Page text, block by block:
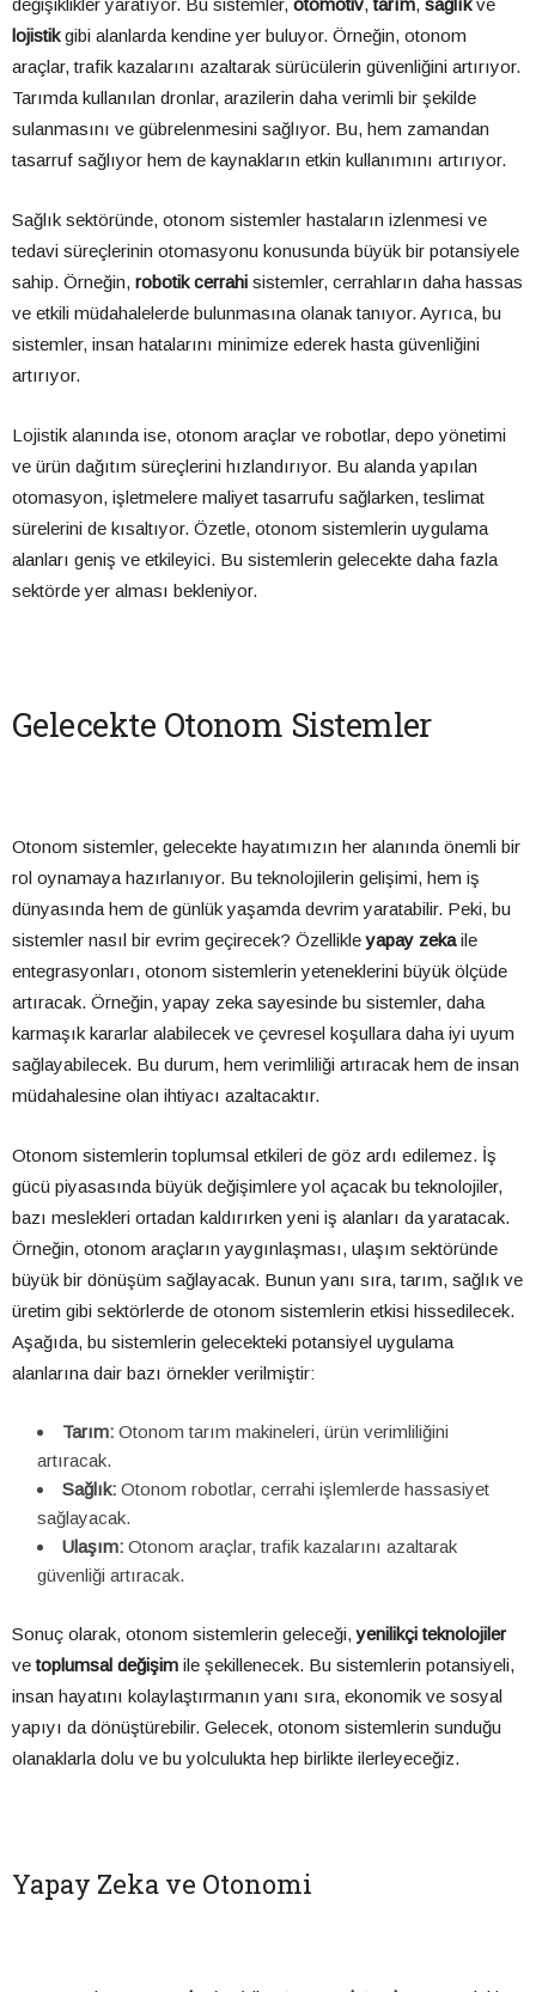
değişiklikler yaratıyor. Bu sistemler, otomotiv,tarım, sağlıkve
lojistikgibi alanlarda kendine yer buluyor. Örneğin, otonom
araçlar, trafik kazalarını azaltarak sürücülerin güvenliğini artırıyor.
Tarımda kullanılan dronlar, arazilerin daha verimli bir şekilde
sulanmasını ve gübrelenmesini sağlıyor. Bu, hem zamandan
tasarruf sağlıyor hem de kaynakların etkin kullanımını artırıyor.
Sağlık sektöründe, otonom sistemler hastaların izlenmesi ve
tedavi süreçlerinin otomasyonu konusunda büyük bir potansiyele
sahip. Örneğin, robotik cerrahi sistemler, cerrahların daha hassas
ve etkili müdahalelerde bulunmasına olanak tanıyor. Ayrıca, bu
sistemler, insan hatalarını minimize ederek hasta güvenliğini
artırıyor.
Lojistik alanında ise, otonom araçlar ve robotlar, depo yönetimi
ve ürün dağıtım süreçlerini hızlandırıyor. Bu alanda yapılan
otomasyon, işletmelere maliyet tasarrufu sağlarken, teslimat
sürelerini de kısaltıyor. Özetle, otonom sistemlerin uygulama
alanları geniş ve etkileyici. Bu sistemlerin gelecekte daha fazla
sektörde yer alması bekleniyor.
Gelecekte Otonom Sistemler
Otonom sistemler, gelecekte hayatımızın her alanında önemli bir
rol oynamaya hazırlanıyor. Bu teknolojilerin gelişimi, hem iş
dünyasında hem de günlük yaşamda devrim yaratabilir. Peki, bu
sistemler nasıl bir evrim geçirecek? Özellikleyapay zekaile
entegrasyonları, otonom sistemlerin yeteneklerini büyük ölçüde
artıracak. Örneğin, yapay zeka sayesinde bu sistemler, daha
karmaşık kararlar alabilecek ve çevresel koşullara daha iyi uyum
sağlayabilecek. Bu durum, hem verimliliği artıracak hem de insan
müdahalesine olan ihtiyacı azaltacaktır.
Otonom sistemlerin toplumsal etkileri de göz ardı edilemez. İş
gücü piyasasında büyük değişimlere yol açacak bu teknolojiler,
bazı meslekleri ortadan kaldırırken yeni iş alanları da yaratacak.
Örneğin, otonom araçların yaygınlaşması, ulaşım sektöründe
büyük bir dönüşüm sağlayacak. Bunun yanı sıra, tarım, sağlık ve
üretim gibi sektörlerde de otonom sistemlerin etkisi hissedilecek.
Aşağıda, bu sistemlerin gelecekteki potansiyel uygulama
alanlarına dair bazı örnekler verilmiştir:
Tarım: Otonom tarım makineleri, ürün verimliliğini
artıracak.
Sağlık: Otonom robotlar, cerrahi işlemlerde hassasiyet
sağlayacak.
Ulaşım: Otonom araçlar, trafik kazalarını azaltarak
güvenliği artıracak.
Sonuç olarak, otonom sistemlerin geleceği,yenilikçi teknolojiler
vetoplumsal değişim ile şekillenecek. Bu sistemlerin potansiyeli,
insan hayatını kolaylaştırmanın yanı sıra, ekonomik ve sosyal
yapıyı da dönüştürebilir. Gelecek, otonom sistemlerin sunduğu
olanaklarla dolu ve bu yolculukta hep birlikte ilerleyeceğiz.
Yapay Zeka ve Otonomi